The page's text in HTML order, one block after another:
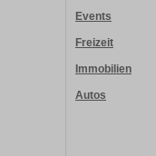
Events
Freizeit
Immobilien
Autos